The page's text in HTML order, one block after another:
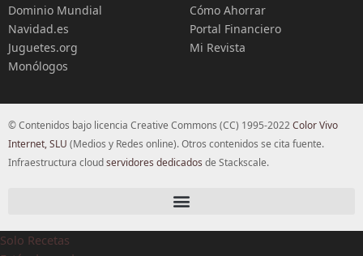
Dominio Mundial
Navidad.es
Juguetes.org
Monólogos
Cómo Ahorrar
Portal Financiero
Mi Revista
© Contenidos bajo licencia Creative Commons (CC) 1995-2022Color Vivo
Internet, SLU (Medios y Redes online). Otros contenidos se cita fuente.
Infraestructura cloudservidores dedicados de Stackscale.
Solo Recetas